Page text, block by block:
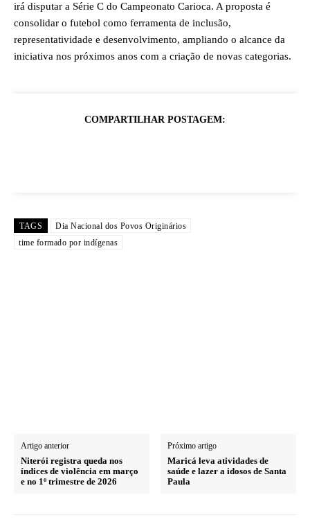
irá disputar a Série C do Campeonato Carioca. A proposta é
consolidar o futebol como ferramenta de inclusão,
representatividade e desenvolvimento, ampliando o alcance da
iniciativa nos próximos anos com a criação de novas categorias.
COMPARTILHAR POSTAGEM:
TAGS
Dia Nacional dos Povos Originários
time formado por indígenas
Artigo anterior
Niterói registra queda nos
índices de violência em março
e no 1º trimestre de 2026
Próximo artigo
Maricá leva atividades de
saúde e lazer a idosos de Santa
Paula